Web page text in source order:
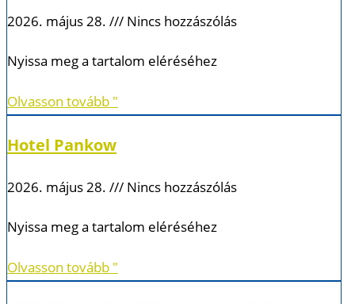
2026. május 28. Nincs hozzászólás
Nyissa meg a tartalom eléréséhez
Olvasson tovább "
Hotel Pankow
2026. május 28. Nincs hozzászólás
Nyissa meg a tartalom eléréséhez
Olvasson tovább "